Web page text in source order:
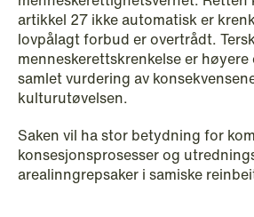
NEWS
Intressanta avgöranden
artikkel 27 ikke automatisk er
lovpålagt forbud er overtrådt.
menneskerettskrenkelse er
samlet vurdering av
kulturutøvelsen.
Saken vil ha stor betydning for
konsesjonsprosesser og
arealinngrepsaker i samiske